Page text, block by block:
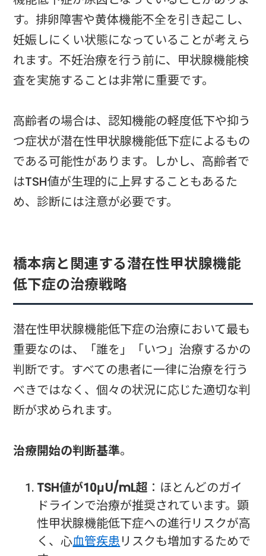
す。排卵障害や黄体機能不全を引き起こし、
妊娠しにくい状態になっていることが考えら
れます。不妊治療を行う前に、甲状腺機能検
査を実施することは非常に重要です。
高齢者の場合は、認知機能の軽度低下や抑う
つ症状が潜在性甲状腺機能低下症によるもの
である可能性があります。しかし、高齢者で
はTSH値が生理的に上昇することもあるた
め、診断には注意が必要です。
橋本病と関連する潜在性甲状腺機能
低下症の治療戦略
潜在性甲状腺機能低下症の治療において最も
重要なのは、「誰を」「いつ」治療するかの
判断です。すべての患者に一律に治療を行う
べきではなく、個々の状況に応じた適切な判
断が求められます。
治療開始の判断基準。
TSH値が10μU/mL超 ：ほとんどのガイ
ドラインで治療が推奨されています。顕
性甲状腺機能低下症への進行リスクが高
く、心血管疾患リスクも増加するためで